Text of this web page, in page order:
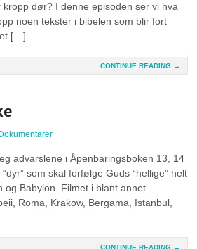
dør? I denne episoden ser vi hva
noen tekster i bibelen som blir fort
et […]
CONTINUE READING →
advarslene i Åpenbaringsboken 13, 14
som skal forfølge Guds “hellige” helt
og Babylon. Filmet i blant annet
Roma, Krakow, Bergama, Istanbul,
CONTINUE READING →